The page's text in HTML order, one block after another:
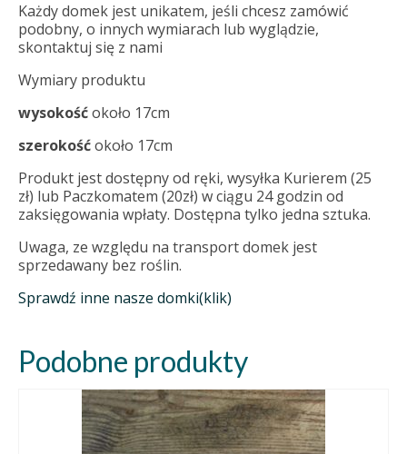
Każdy domek jest unikatem, jeśli chcesz zamówić
podobny, o innych wymiarach lub wyglądzie,
skontaktuj się z nami
Wymiary produktu
wysokośćokoło 17cm
szerokośćokoło 17cm
Produkt jest dostępny od ręki, wysyłka Kurierem (25
zł) lub Paczkomatem (20zł) w ciągu 24 godzin od
zaksięgowania wpłaty. Dostępna tylko jedna sztuka.
Uwaga, ze względu na transport domek jest
sprzedawany bez roślin.
Sprawdź inne nasze domki(klik)
Podobne produkty